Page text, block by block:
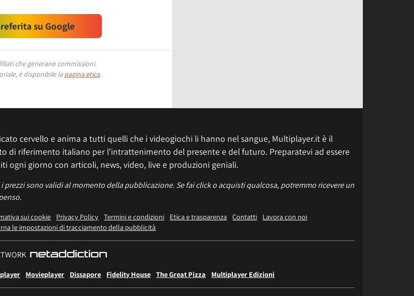
su Google
che generano commissioni.
è disponibile la pagina etica.
cervello e anima a tutti quelli che i videogiochi li hanno nel sangue, Multiplayer.it è il
di riferimento italiano per l'intrattenimento del presente e del futuro. Preparatevi ad essere
ogni giorno con articoli, news, video, live e produzioni geniali.
i prezzi sono validi al momento della pubblicazione. Se fai click o acquisti qualcosa, potremmo ricevere un
sui cookie Privacy Policy Termini e condizioni Etica e trasparenza Contatti
Lavora con noi
le impostazioni di tracciamento della pubblicità
Movieplayer Dissapore Fidelity House The Great Pizza Multiplayer Edizioni